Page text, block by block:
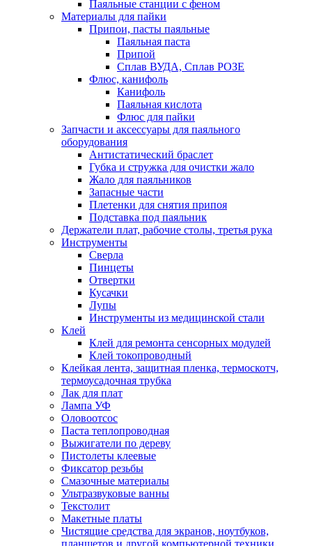
Паяльные станции с феном
Материалы для пайки
Припои, пасты паяльные
Паяльная паста
Припой
Сплав ВУДА, Сплав РОЗЕ
Флюс, канифоль
Канифоль
Паяльная кислота
Флюс для пайки
Запчасти и аксессуары для паяльного
оборудования
Антистатический браслет
Губка и стружка для очистки жало
Жало для паяльников
Запасные части
Плетенки для снятия припоя
Подставка под паяльник
Держатели плат, рабочие столы, третья рука
Инструменты
Сверла
Пинцеты
Отвертки
Кусачки
Лупы
Инструменты из медицинской стали
Клей
Клей для ремонта сенсорных модулей
Клей токопроводный
Клейкая лента, защитная пленка, термоскотч,
термоусадочная трубка
Лак для плат
Лампа УФ
Оловоотсос
Паста теплопроводная
Выжигатели по дереву
Пистолеты клеевые
Фиксатор резьбы
Смазочные материалы
Ультразвуковые ванны
Текстолит
Макетные платы
Чистящие средства для экранов, ноутбуков,
планшетов и другой компьютерной техники.